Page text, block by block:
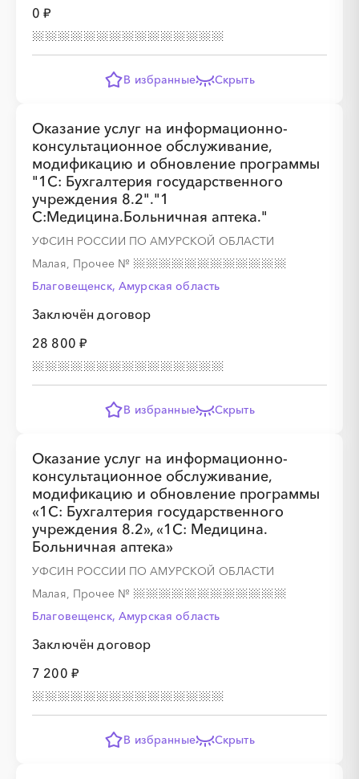
0 ₽
В избранные Скрыть
Оказание услуг на информационно-
консультационное обслуживание,
модификацию и обновление программы
"1С: Бухгалтерия государственного
учреждения 8.2"."1
С:Медицина.Больничная аптека."
УФСИН РОССИИ ПО АМУРСКОЙ ОБЛАСТИ
Малая, Прочее №
Благовещенск, Амурская область
Заключён договор
28 800 ₽
В избранные Скрыть
Оказание услуг на информационно-
консультационное обслуживание,
модификацию и обновление программы
«1С: Бухгалтерия государственного
учреждения 8.2», «1С: Медицина.
Больничная аптека»
УФСИН РОССИИ ПО АМУРСКОЙ ОБЛАСТИ
Малая, Прочее №
Благовещенск, Амурская область
Заключён договор
7 200 ₽
В избранные Скрыть